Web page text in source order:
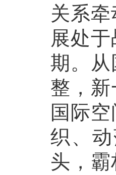
关系
展处
期。
整，
国际
织、
头，